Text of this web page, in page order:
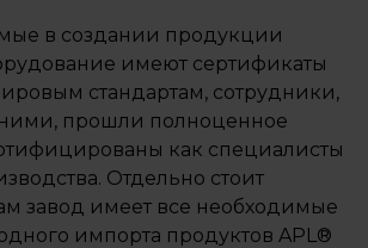
в создании продукции
имеют сертификаты
стандартам, сотрудники,
прошли полноценное
как специалисты
Отдельно стоит
завод имеет все необходимые
импорта продуктов APL®